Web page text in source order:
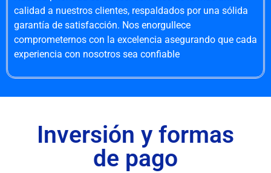
calidad a nuestros clientes, respaldados por una sólida
garantía de satisfacción. Nos enorgullece
comprometernos con la excelencia asegurando que cada
experiencia con nosotros sea confiable
Inversión y formas
de pago